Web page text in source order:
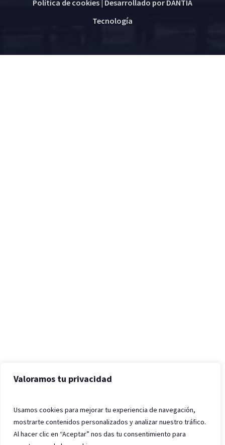
Valoramos tu privacidad
Usamos cookies para mejorar tu experiencia de navegación,
mostrarte contenidos personalizados y analizar nuestro tráfico.
Al hacer clic en “Aceptar” nos das tu consentimiento para
Política de cookies| Desarrollado por DANTIA
Tecnología